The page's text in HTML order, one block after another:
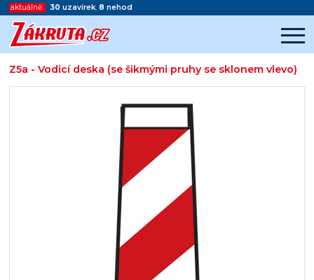
aktuálně: 30 uzavírek, 8 nehod
Z5a - Vodicí deska (se šikmými pruhy se sklonem vlevo)
Začátek reklamy